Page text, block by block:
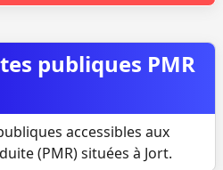
publiques PMR
accessibles aux
(PMR) situées à Jort.